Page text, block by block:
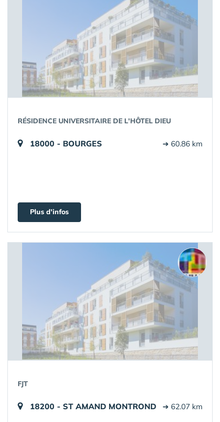
RÉSIDENCE UNIVERSITAIRE DE L'HÔTEL DIEU
18000 - BOURGES ➔ 60.86 km
Plus d'infos
FJT
18200 - ST AMAND MONTROND ➔ 62.07 km